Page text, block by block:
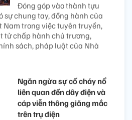
Đóng góp vào thành tựu
sự chung tay, đồng hành của
Nam trong việc tuyên truyền,
tử chấp hành chủ trương,
sách, pháp luật của Nhà
Ngăn ngừa sự cố cháy nổ
liên quan đến dây điện và
cáp viễn thông giăng mắc
trên trụ điện